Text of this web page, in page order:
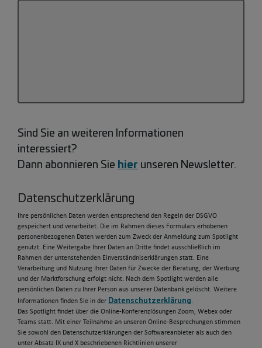
Sind Sie an weiteren Informationen
interessiert?
Dann abonnieren Sie hier unseren Newsletter.
Datenschutzerklärung
Ihre persönlichen Daten werden entsprechend den Regeln der DSGVO
gespeichert und verarbeitet. Die im Rahmen dieses Formulars erhobenen
personenbezogenen Daten werden zum Zweck der Anmeldung zum Spotlight
genutzt. Eine Weitergabe Ihrer Daten an Dritte findet ausschließlich im
Rahmen der untenstehenden Einverständniserklärungen statt. Eine
Verarbeitung und Nutzung Ihrer Daten für Zwecke der Beratung, der Werbung
und der Marktforschung erfolgt nicht. Nach dem Spotlight werden alle
persönlichen Daten zu Ihrer Person aus unserer Datenbank gelöscht. Weitere
Informationen finden Sie in der Datenschutzerklärung.
Das Spotlight findet über die Online-Konferenzlösungen Zoom, Webex oder
Teams statt. Mit einer Teilnahme an unseren Online-Besprechungen stimmen
Sie sowohl den Datenschutzerklärungen der Softwareanbieter als auch den
unter Absatz IX und X beschriebenen Richtlinien unserer